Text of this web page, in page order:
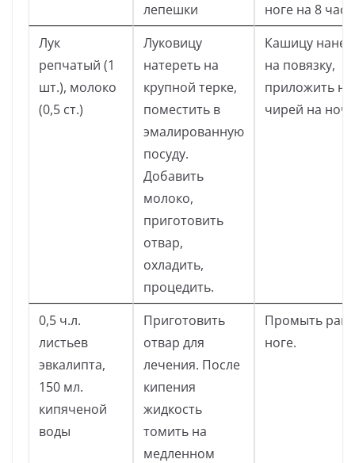
лепешки
ноге на 8
Лук
репчатый (1
шт.), молоко
(0,5 ст.)
Луковицу
натереть на
крупной терке,
поместить в
эмалированную
посуду.
Добавить
молоко,
приготовить
отвар,
охладить,
процедить.
Кашицу
на повязку,
приложить на
чирей на
0,5 ч.л.
листьев
эвкалипта,
150 мл.
кипяченой
воды
Приготовить
отвар для
лечения. После
кипения
жидкость
томить на
медленном
Промыть
ноге.